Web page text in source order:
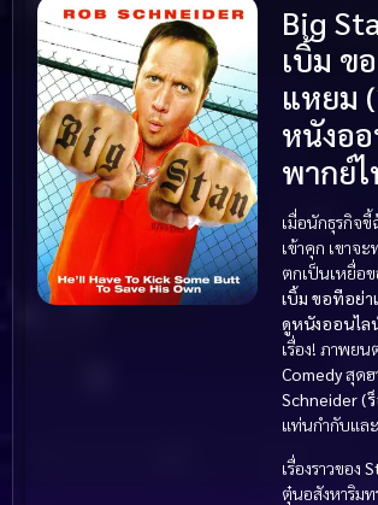
Big
เบิ้ม ข
แหยม
หนังอ
พากย์
เมื่อนักธุรกิจ
เข้าคุก เขาจะ
ตกเป็นเหยื่อข
เบิ้ม ขอทีอย่า
ดูหนังออนไล
เรื่อง! ภาพยน
Comedyสุดฮ
Schneider (
แท่นกำกับแล
เรื่องราวของ
ตุ๋นอสังหาริม